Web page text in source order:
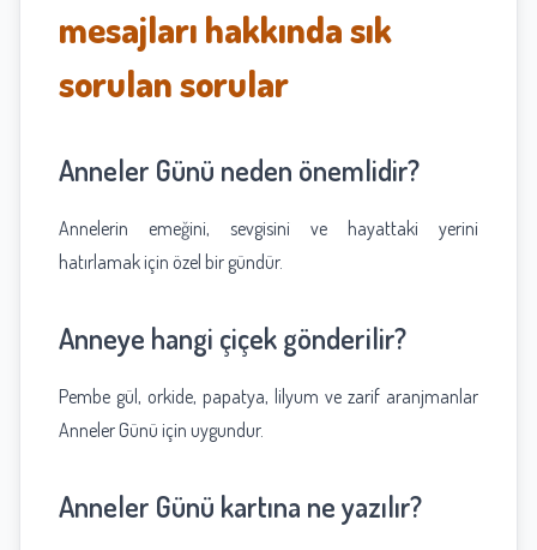
mesajları hakkında sık
sorulan sorular
Anneler Günü neden önemlidir?
Annelerin emeğini, sevgisini ve hayattaki yerini
hatırlamak için özel bir gündür.
Anneye hangi çiçek gönderilir?
Pembe gül, orkide, papatya, lilyum ve zarif aranjmanlar
Anneler Günü için uygundur.
Anneler Günü kartına ne yazılır?